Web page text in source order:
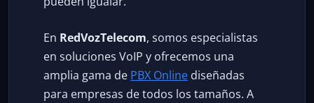
En RedVozTelecom, somos especialistas
en soluciones VoIP y ofrecemos una
amplia gama de PBX Online diseñadas
para empresas de todos los tamaños. A